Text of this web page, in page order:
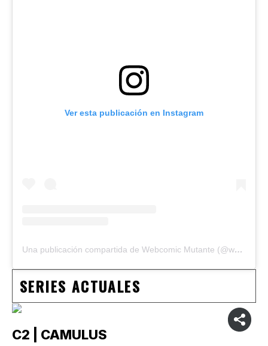
Ver esta publicación en Instagram
Una publicación compartida de Webcomic Mutante (@webcomicmutante)
SERIES ACTUALES
C2 | CAMULUS